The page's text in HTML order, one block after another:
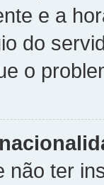
e a
do
o
não ter